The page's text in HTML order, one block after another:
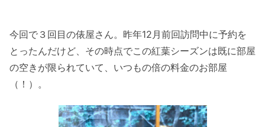
今回で３回目の俵屋さん。昨年12月前回訪問中に予約を
とったんだけど、その時点でこの紅葉シーズンは既に部屋
の空きが限られていて、いつもの倍の料金のお部屋
（！）。